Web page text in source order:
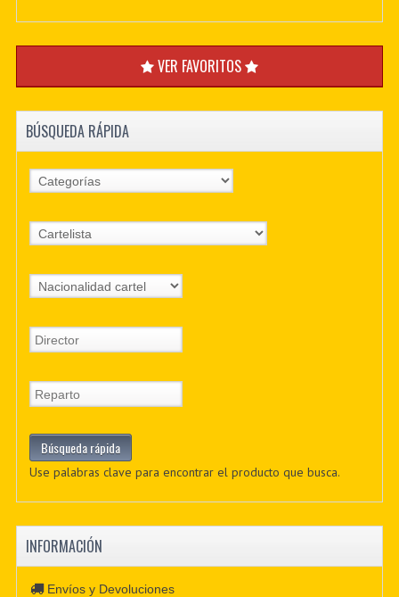
VER FAVORITOS
BÚSQUEDA RÁPIDA
Use palabras clave para encontrar el producto que busca.
INFORMACIÓN
Envíos y Devoluciones